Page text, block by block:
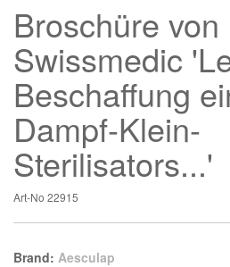
Broschüre von
Swissmedic
Beschaffung
Dampf-Klein-
Sterilisators...'
Art-No 22915
Brand: Aesculap